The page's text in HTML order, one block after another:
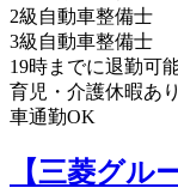
2級自動車整備士
3級自動車整備士
19時までに退勤可
育児・介護休暇あり
車通勤OK
【三菱グル